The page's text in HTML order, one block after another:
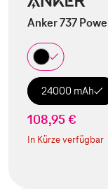
Anker 737
24000 mAh
108,95 €
In Kürze verfügbar